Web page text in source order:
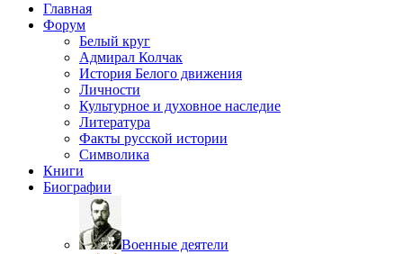
Главная
Форум
Белый круг
Адмирал Колчак
История Белого движения
Личности
Культурное и духовное наследие
Литература
Факты русской истории
Символика
Книги
Биографии
Военные деятели